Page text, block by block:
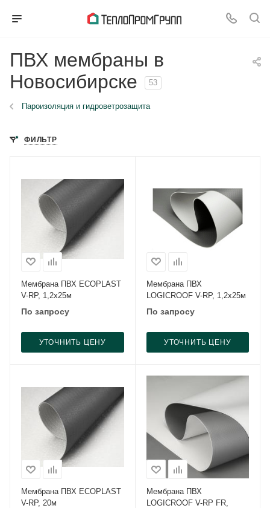
ПВХ мембраны в
Новосибирске
53
Пароизоляция и гидроветрозащита
ФИЛЬТР
Мембрана ПВХ ECOPLAST
V-RP, 1,2х25м
По запросу
УТОЧНИТЬ ЦЕНУ
Мембрана ПВХ
LOGICROOF V-RP, 1,2х25м
По запросу
УТОЧНИТЬ ЦЕНУ
Мембрана ПВХ ECOPLAST
V-RP, 20м
Мембрана ПВХ
LOGICROOF V-RP FR,